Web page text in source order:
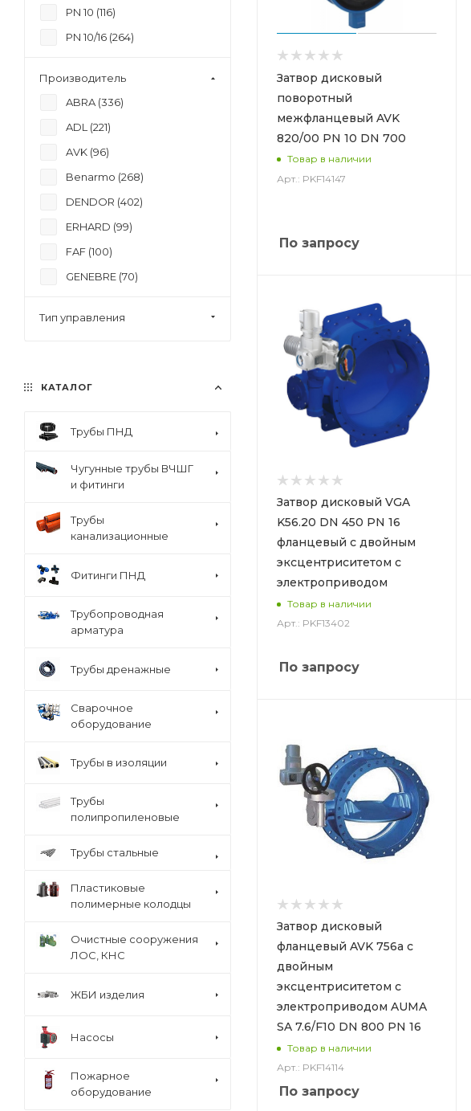
Затвор дисковый
поворотный
межфланцевый AVK
820/00 PN 10 DN 700
Товар в наличии
Арт.: PKF14147
По запросу
Затвор дисковый VGA
K56.20 DN 450 PN 16
фланцевый с двойным
эксцентриситетом с
электроприводом
Товар в наличии
Арт.: PKF13402
По запросу
Затвор дисковый
фланцевый AVK 756a с
двойным
эксцентриситетом с
электроприводом AUMA
SA 7.6/F10 DN 800 PN 16
Товар в наличии
Арт.: PKF14114
По запросу
350 (117)
40 (74)
450 (97 )
50 (135)
500 (143)
600 (139
65 ( 135)
700 (120)
750 (1)
80 ( 142)
800 (104)
PN 10 (116)
PN 10/16 (264)
PN 25 (
104
Ру 16 (
424
Ру 25 (
22
Производитель
ABRA (336)
ADL (221)
AVK (96)
Benarmo (268)
DENDOR (402)
ERHARD (99)
FAF (100)
GENEBRE (70)
Jafar (
VGA (238)
Ситал ( 52)
Тип управления
КАТАЛОГ
Трубы ПНД
Чугунные трубы ВЧШГ
и фитинги
Трубы
канализационные
Фитинги ПНД
Трубопроводная
арматура
Трубы дренажные
Сварочное
оборудование
Трубы в изоляции
Трубы
полипропиленовые
Трубы стальные
Пластиковые
полимерные колодцы
Очистные сооружения
ЛОС, КНС
ЖБИ изделия
Насосы
Пожарное
оборудование